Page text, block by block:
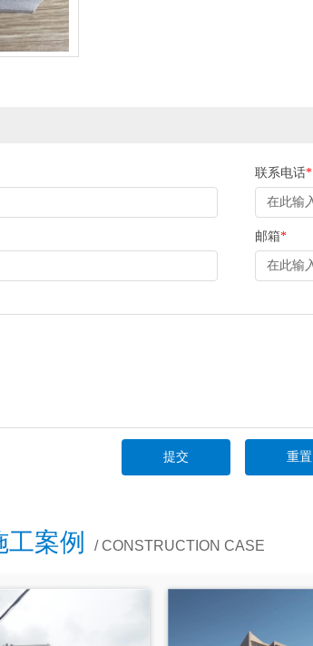
联系电话*
邮箱*
工案例 / CONSTRUCTION CASE